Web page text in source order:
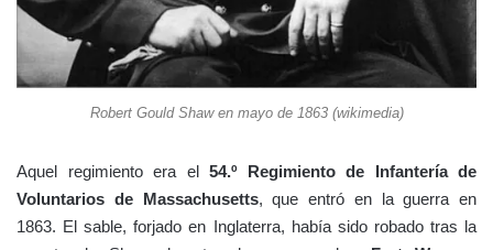
Robert Gould Shaw en mayo de 1863 (wikimedia)
Aquel regimiento era el 54.º Regimiento de Infantería de
Voluntarios de Massachusetts, que entró en la guerra en
1863. El sable, forjado en Inglaterra, había sido robado tras la